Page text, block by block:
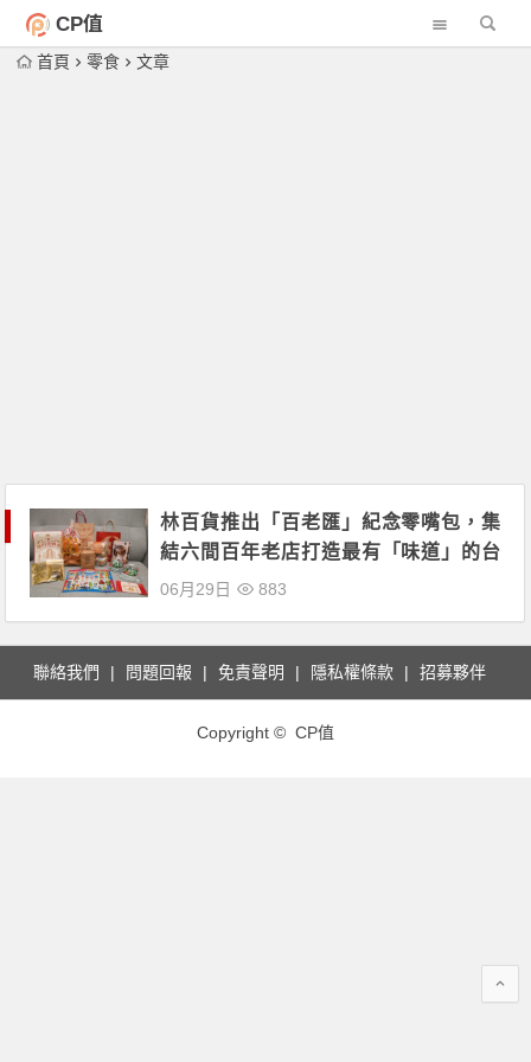
CP值
首頁 零食 文章
林百貨推出「百老匯」紀念零嘴包，集
結六間百年老店打造最有「味道」的台
南零食箱！
06月29日 883
聯絡我們 問題回報 免責聲明 隱私權條款 招募夥伴
Copyright © CP值